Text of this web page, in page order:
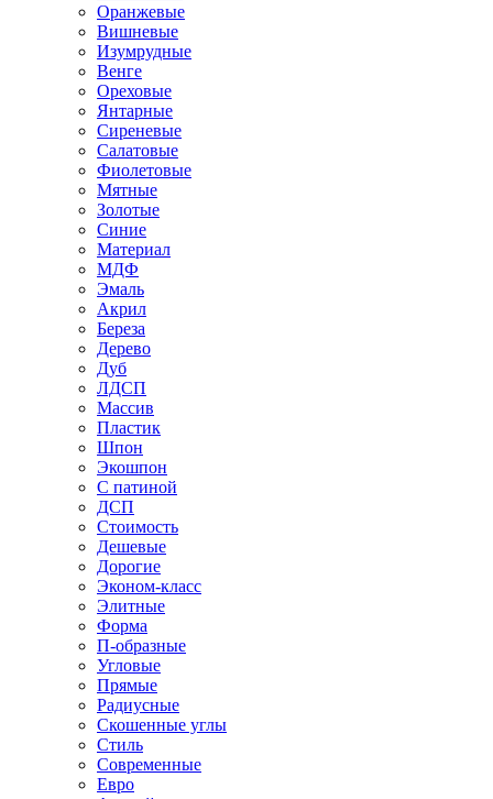
Оранжевые
Вишневые
Изумрудные
Венге
Ореховые
Янтарные
Сиреневые
Салатовые
Фиолетовые
Мятные
Золотые
Синие
Материал
МДФ
Эмаль
Акрил
Береза
Дерево
Дуб
ЛДСП
Массив
Пластик
Шпон
Экошпон
С патиной
ДСП
Стоимость
Дешевые
Дорогие
Эконом-класс
Элитные
Форма
П-образные
Угловые
Прямые
Радиусные
Скошенные углы
Стиль
Современные
Евро